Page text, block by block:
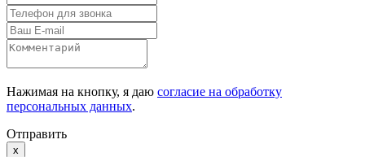
Нажимая на кнопку, я даю согласие на обработку
персональных данных.
Отправить
x